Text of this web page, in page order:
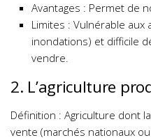
Avantages : Permet de
Limites : Vulnérable aux
inondations) et difficile
vendre.
2. L’agriculture
Définition : Agriculture dont
vente (marchés nationaux